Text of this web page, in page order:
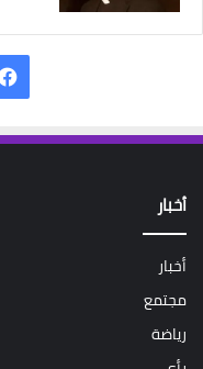
أخبار
أخبار
مجتمع
رياضة